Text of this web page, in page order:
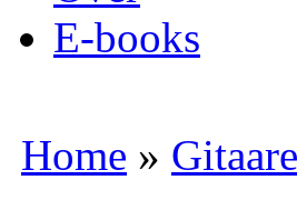
E-books
Home »